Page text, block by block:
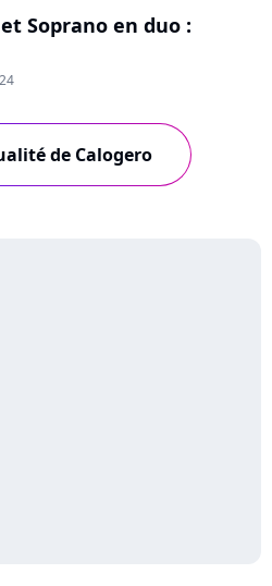
Soprano en duo :
de Calogero